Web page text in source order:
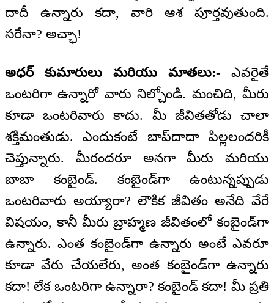
దాదీ ఉన్నారు కదా, వారి ఆశ పూర్తవుతుంది.
సరేనా? అచ్ఛా!
అధర్ కుమారులు మరియు మాతలు:- ఎవరైతే
ఒంటరిగా ఉన్నారో వారు నిల్చోండి. మంచిది, మీరు
కూడా ఒంటరివారు కాదు. మీ జీవితతోడు చాలా
శక్తిమంతుడు. ఎందుకంటే బాప్‌దాదా పిల్లలందరికీ
చెప్తున్నారు. మీరందరూ అనగా మీరు మరియు
బాబా కంబైండ్. కంబైండ్‌గా ఉంటున్నప్పుడు
ఒంటరివారు అయ్యారా? లౌకిక జీవితం అనేది వేరే
విషయం, కానీ మీరు బ్రాహ్మణ జీవితంలో కంబైండ్‌గా
ఉన్నారు. ఎంత కంబైండ్‌గా ఉన్నారు అంటే ఎవరూ
కూడా వేరు చేయలేరు, అంత కంబైండ్‌గా ఉన్నారు
కదా! లేక ఒంటరిగా ఉన్నారా? కంబైండ్ కదా! మీ ప్రతి